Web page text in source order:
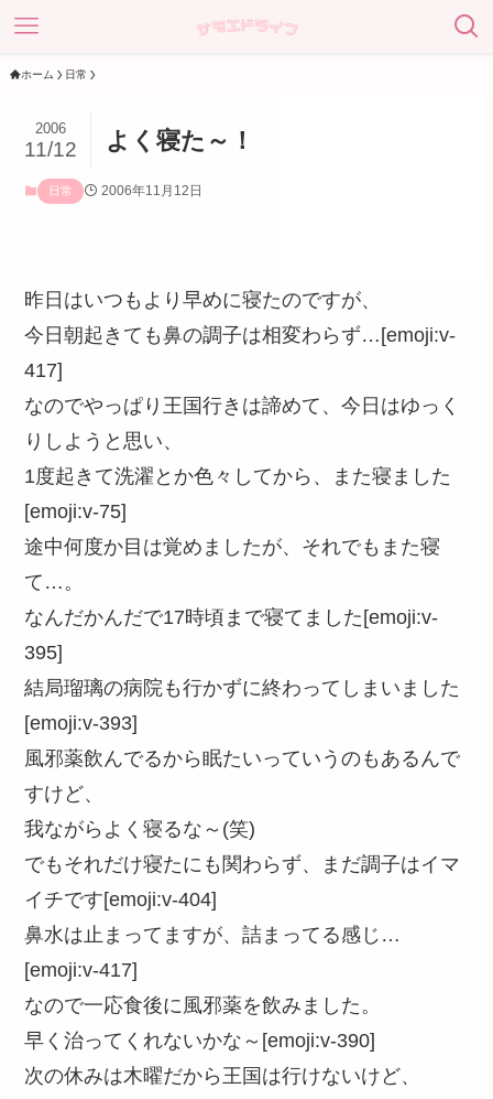
ホーム 日常
よく寝た～！
2006
11/12
日常 2006年11月12日
昨日はいつもより早めに寝たのですが、
今日朝起きても鼻の調子は相変わらず…[emoji:v-
417]
なのでやっぱり王国行きは諦めて、今日はゆっく
りしようと思い、
1度起きて洗濯とか色々してから、また寝ました
[emoji:v-75]
途中何度か目は覚めましたが、それでもまた寝
て…。
なんだかんだで17時頃まで寝てました[emoji:v-
395]
結局瑠璃の病院も行かずに終わってしまいました
[emoji:v-393]
風邪薬飲んでるから眠たいっていうのもあるんで
すけど、
我ながらよく寝るな～(笑)
でもそれだけ寝たにも関わらず、まだ調子はイマ
イチです[emoji:v-404]
鼻水は止まってますが、詰まってる感じ…
[emoji:v-417]
なので一応食後に風邪薬を飲みました。
早く治ってくれないかな～[emoji:v-390]
次の休みは木曜だから王国は行けないけど、